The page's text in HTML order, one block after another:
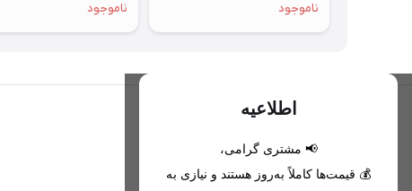
ناموجود ناموجود
اطلاعیه
📢 مشتری گرامی،
💰 قیمت‌ها کاملاً به‌روز هستند و نیازی به
تحویل اکسپرس(با هماهنگی)